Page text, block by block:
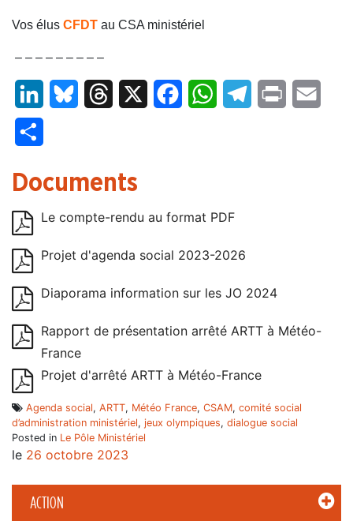
ACTION
Vos élus CFDT au CSA ministériel
– – – – – – – – –
LinkedInBluesky Threads FacebookWhatsAppTelegram
Print
Documents
Le compte-rendu au format PDF
Projet d'agenda social 2023-2026
Diaporama information sur les JO 2024
Rapport de présentation arrêté ARTT à Météo-
France
Projet d'arrêté ARTT à Météo-France
Agenda social, ARTT, Météo France, CSAM, comité social
d’administration ministériel, jeux olympiques, dialogue social
Posted in Le Pôle Ministériel
le 26 octobre 2023